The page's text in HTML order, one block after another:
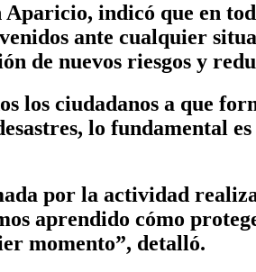
indicó que en
ante cualquier
de nuevos riesgos y
los ciudadanos a que
lo fundamental es
por la actividad
aprendido cómo
momento”, detalló.